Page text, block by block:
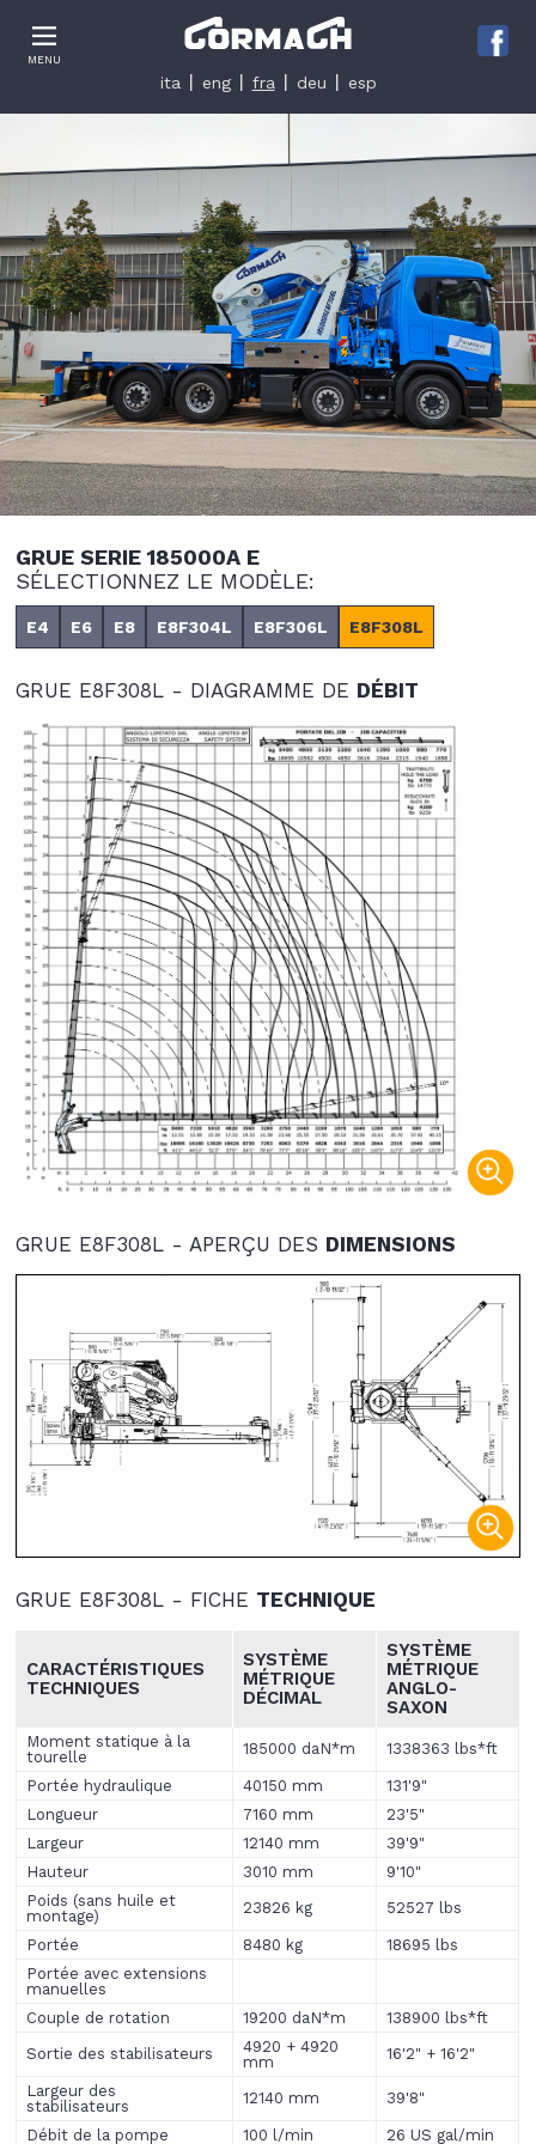
MENU
ita eng fra deu esp
GRUE SERIE 185000A E
SÉLECTIONNEZ LE MODÈLE:
E4 E6 E8 E8F304L E8F306L E8F308L
GRUE E8F308L - DIAGRAMME DE DÉBIT
GRUE E8F308L - APERÇU DES DIMENSIONS
GRUE E8F308L - FICHE TECHNIQUE
CARACTÉRISTIQUES
TECHNIQUES
SYSTÈME
MÉTRIQUE
DÉCIMAL
SYSTÈME
MÉTRIQUE
ANGLO-
SAXON
Moment statique à la
tourelle
185000 daN*m 1338363 lbs*ft
Portée hydraulique 40150 mm
131'9"
Longueur
7160 mm
23'5"
Largeur
12140 mm
39'9"
Hauteur
3010 mm
9'10"
Poids (sans huile et
montage)
23826 kg 52527 lbs
Portée 8480 kg
18695 lbs
Portée avec extensions
manuelles
Couple de rotation
19200 daN*m
138900 lbs*ft
Sortie des stabilisateurs
4920 + 4920
mm
16'2" + 16'2"
Largeur des
stabilisateurs
12140 mm 39'8"
Débit de la pompe 100 l/min 26 US gal/min
Informativa sulla raccolta
Le tue preferenze relative alla privacy